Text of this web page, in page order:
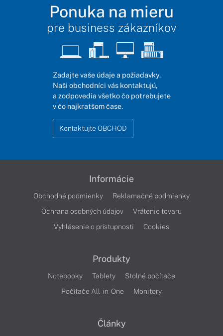
Ponuka na mieru
pre business zákazníkov
Zadajte vaše údaje a požiadavky.
Naši obchodníci vás kontaktujú,
a zodpovedia všetko čo potrebujete
v čo najkratšom čase.
Kontaktujte OBCHOD
Informácie
Obchodné podmienky
Reklamačné podmienky
Ochrana osobných údajov
Vrátenie tovaru
Vyhlásenie o prístupnosti
Cookies
Produkty
Notebooky Tablety
Stolné počítače
Počítače All-in-One
Monitory
Články